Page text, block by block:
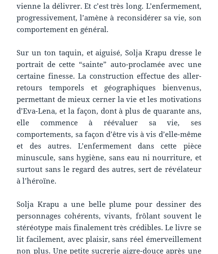
vienne la délivrer. Et c’est très long. L’enfermement,
progressivement, l’amène à reconsidérer sa vie, son
comportement en général.
Sur un ton taquin, et aiguisé, Solja Krapu dresse le
portrait de cette “sainte” auto-proclamée avec une
certaine finesse. La construction effectue des aller-
retours temporels et géographiques bienvenus,
permettant de mieux cerner la vie et les motivations
d’Eva-Lena, et la façon, dont à plus de quarante ans,
elle commence à réévaluer sa vie, ses
comportements, sa façon d’être vis à vis d’elle-même
et des autres. L’enfermement dans cette pièce
minuscule, sans hygiène, sans eau ni nourriture, et
surtout sans le regard des autres, sert de révélateur
à l’héroïne.
Solja Krapu a une belle plume pour dessiner des
personnages cohérents, vivants, frôlant souvent le
stéréotype mais finalement très crédibles. Le livre se
lit facilement, avec plaisir, sans réel émerveillement
non plus. Une petite sucrerie aigre-douce après une